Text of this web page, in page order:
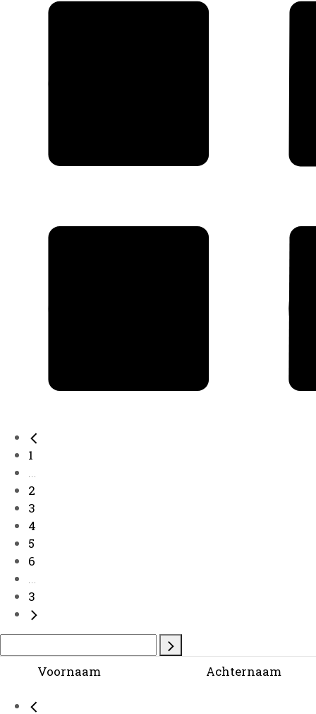
1
...
2
3
4
5
6
...
3
Voornaam Achternaam